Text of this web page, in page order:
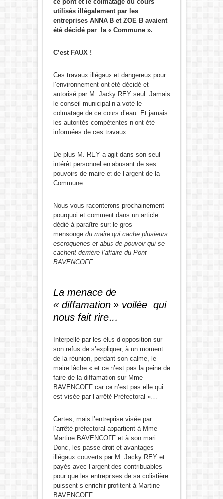
ce pont et le colmatage du cours
utilisés illégalement par les
entreprises ANNA B et ZOE B avaient
été décidé par la « Commune ».
C’est FAUX !
Ces travaux illégaux et dangereux pour
l’environnement ont été décidé et
autorisé par M. Jacky REY seul. Jamais
le conseil municipal n’a voté le
colmatage de ce cours d’eau. Et jamais
les autorités compétentes n’ont été
informées de ces travaux.
De plus M. REY a agit dans son seul
intérêt personnel en abusant de ses
pouvoirs de maire et de l’argent de la
Commune.
Nous vous raconterons prochainement
pourquoi et comment dans un article
dédié à paraître sur: le gros
mensonge du maire qui cache plusieurs
escroqueries et abus de pouvoir qui se
cachent derrière l’affaire du Pont
BAVENCOFF.
La menace de
« diffamation » voilée qui
nous fait rire…
Interpellé par les élus d’opposition sur
son refus de s’expliquer, à un moment
de la réunion, perdant son calme, le
maire lâche « et ce n’est pas la peine de
faire de la diffamation sur Mme
BAVENCOFF car ce n’est pas elle qui
est visée par l’arrêté Préfectoral »…
Certes, mais l’entreprise visée par
l’arrêté préfectoral appartient à Mme
Martine BAVENCOFF et à son mari.
Donc, les passe-droit et avantages
illégaux couverts par M. Jacky REY et
payés avec l’argent des contribuables
pour que les entreprises de sa colistière
puissent s’enrichir profitent à Martine
BAVENCOFF.